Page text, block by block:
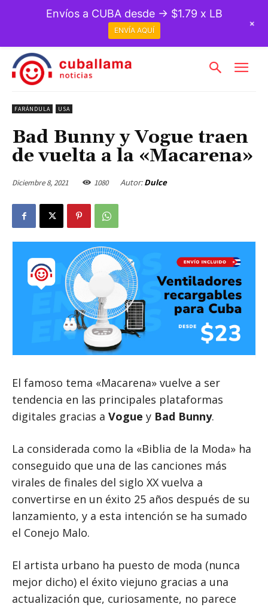
FARÁNDULA USA
Bad Bunny y Vogue traen
de vuelta a la «Macarena»
Diciembre 8, 2021 1080 Autor: Dulce
El famoso tema «Macarena» vuelve a ser
tendencia en las principales plataformas
digitales gracias a Vogue y Bad Bunny.
La considerada como la «Biblia de la Moda» ha
conseguido que una de las canciones más
virales de finales del siglo XX vuelva a
convertirse en un éxito 25 años después de su
lanzamiento, y a esta intención se ha sumado
el Conejo Malo.
El artista urbano ha puesto de moda (nunca
mejor dicho) el éxito viejuno gracias a una
actualización que, curiosamente, no parece
Envíos a CUBA desde → $1.79 x LB
ENVÍA AQUÍ
+